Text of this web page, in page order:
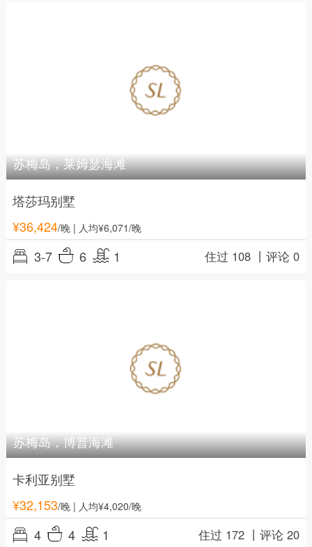
苏梅岛，莱姆瑟海滩
塔莎玛别墅
¥36,424/晚| 人均¥6,071/晚
3-7 6 1 住过 108 丨评论 0
苏梅岛，博普海滩
卡利亚别墅
¥32,153/晚| 人均¥4,020/晚
4 4 1 住过 172 丨评论 20